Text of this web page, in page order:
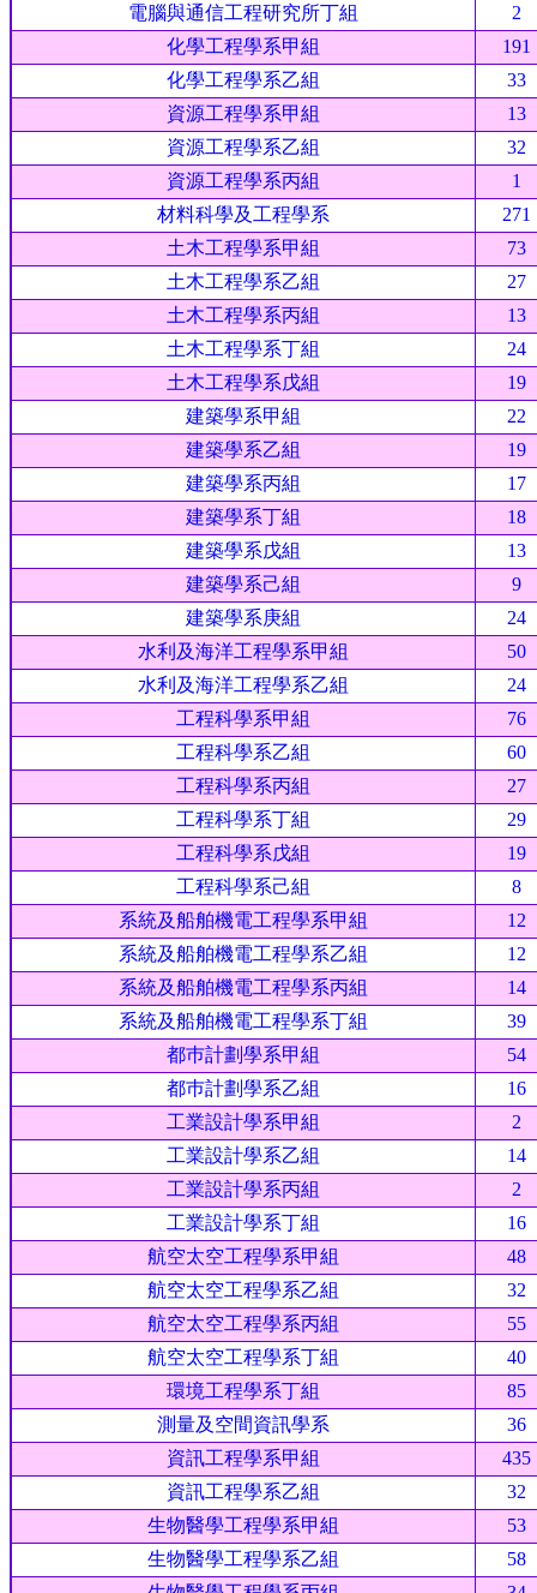
電腦與通信工程研究所丁組
2
化學工程學系甲組
191
化學工程學系乙組
33
資源工程學系甲組
13
資源工程學系乙組
32
資源工程學系丙組
1
材料科學及工程學系
271
土木工程學系甲組
73
土木工程學系乙組
27
土木工程學系丙組
13
土木工程學系丁組
24
土木工程學系戊組
19
建築學系甲組
22
建築學系乙組
19
建築學系丙組
17
建築學系丁組
18
建築學系戊組
13
建築學系己組
9
建築學系庚組
24
水利及海洋工程學系甲組
50
水利及海洋工程學系乙組
24
工程科學系甲組
76
工程科學系乙組
60
工程科學系丙組
27
工程科學系丁組
29
工程科學系戊組
19
工程科學系己組
8
系統及船舶機電工程學系甲組
12
系統及船舶機電工程學系乙組
12
系統及船舶機電工程學系丙組
14
系統及船舶機電工程學系丁組
39
都巿計劃學系甲組
54
都巿計劃學系乙組
16
工業設計學系甲組
2
工業設計學系乙組
14
工業設計學系丙組
2
工業設計學系丁組
16
航空太空工程學系甲組
48
航空太空工程學系乙組
32
航空太空工程學系丙組
55
航空太空工程學系丁組
40
環境工程學系丁組
85
測量及空間資訊學系
36
資訊工程學系甲組
435
資訊工程學系乙組
32
生物醫學工程學系甲組
53
生物醫學工程學系乙組
58